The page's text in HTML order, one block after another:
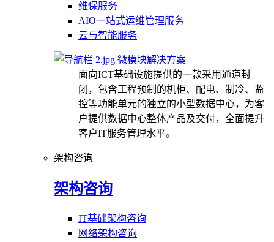
维保服务
AIO一站式运维管理服务
云与智能服务
微模块解决方案
面向ICT基础设施提供的一款采用通道封
闭，包含工程预制的机柜、配电、制冷、监
控等功能单元的独立的小型数据中心，为客
户提供数据中心整体产品及交付，全面提升
客户IT服务管理水平。
架构咨询
架构咨询
IT基础架构咨询
网络架构咨询